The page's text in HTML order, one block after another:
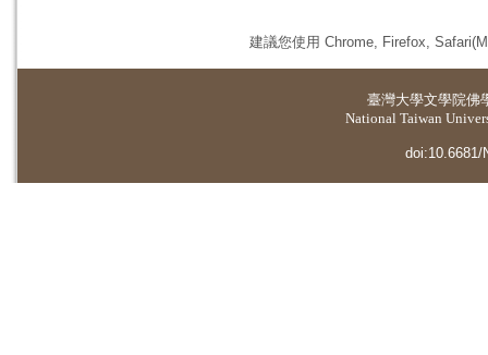
建議您使用 Chrome, Firefox,
臺灣大學文學院佛
National Taiwan
doi:10.6681/